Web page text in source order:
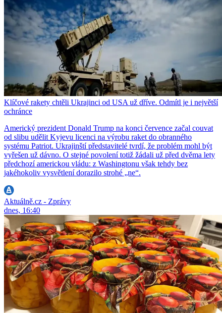
Klíčové rakety chtěli Ukrajinci od USA už dříve. Odmítl je i největší
ochránce
Americký prezident Donald Trump na konci července začal couvat
od slibu udělit Kyjevu licenci na výrobu raket do obranného
systému Patriot. Ukrajinští představitelé tvrdí, že problém mohl být
vyřešen už dávno. O stejné povolení totiž žádali už před dvěma lety
předchozí americkou vládu: z Washingtonu však tehdy bez
jakéhokoliv vysvětlení dorazilo strohé „ne“.
Aktuálně.cz - Zprávy
dnes, 16:40